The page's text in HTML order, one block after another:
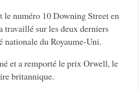
numéro 10 Downing Street en
travaillé sur les deux derniers
nationale du Royaume-Uni.
et a remporté le prix Orwell, le
britannique.